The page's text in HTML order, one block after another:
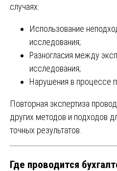
случаях:
Использование
исследования;
Разногласия между
исследования;
Нарушения в процессе
Повторная экспертиза
других методов и подходов
точных результатов.
Где проводится